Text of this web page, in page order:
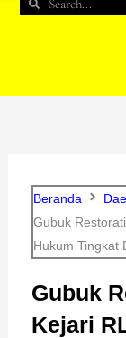
Beranda
Gubuk
Hukum Tingkat
Gubuk
Kejari